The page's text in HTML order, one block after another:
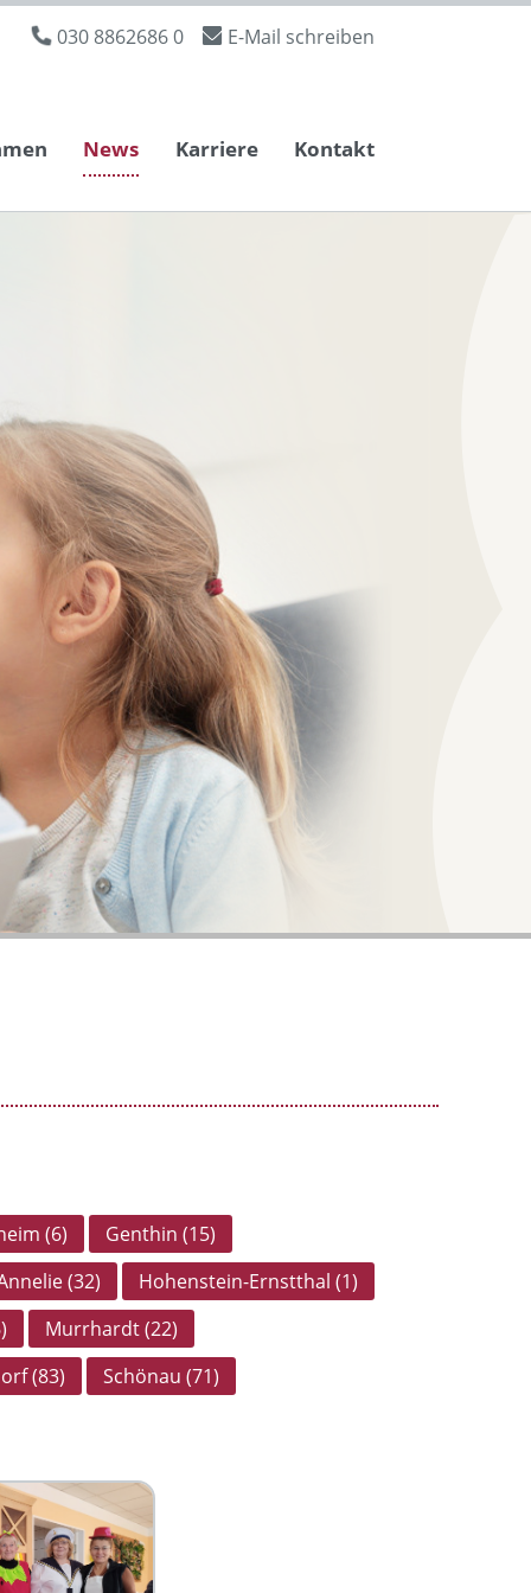
030 8862686 0 E-Mail schreiben
News Karriere Kontakt
(6)
Genthin (15)
(32)
Hohenstein-Ernstthal (1)
Murrhardt (22)
(83)
Schönau (71)